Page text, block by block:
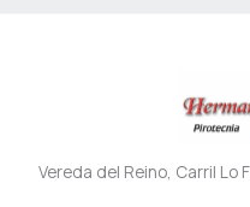
Vereda del Reino, Carril Lo